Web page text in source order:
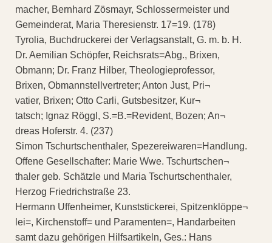
macher, Bernhard Zösmayr, Schlossermeister und
Gemeinderat, Maria Theresienstr. 17=19. (178)
Tyrolia, Buchdruckerei der Verlagsanstalt, G. m. b. H.
Dr. Aemilian Schöpfer, Reichsrats=Abg., Brixen,
Obmann; Dr. Franz Hilber, Theologieprofessor,
Brixen, Obmannstellvertreter; Anton Just, Pri¬
vatier, Brixen; Otto Carli, Gutsbesitzer, Kur¬
tatsch; Ignaz Röggl, S.=B.=Revident, Bozen; An¬
dreas Hoferstr. 4. (237)
Simon Tschurtschenthaler, Spezereiwaren=Handlung.
Offene Gesellschafter: Marie Wwe. Tschurtschen¬
thaler geb. Schätzle und Maria Tschurtschenthaler,
Herzog Friedrichstraße 23.
Hermann Uffenheimer, Kunststickerei, Spitzenklöppe¬
lei=, Kirchenstoff= und Paramenten=, Handarbeiten
samt dazu gehörigen Hilfsartikeln, Ges.: Hans